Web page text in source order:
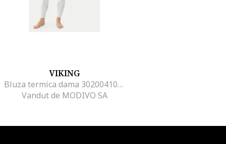
VIKING
Bluza termica dama 302004102, Poliamida/Poliester, Alb
Vandut de MODIVO SA